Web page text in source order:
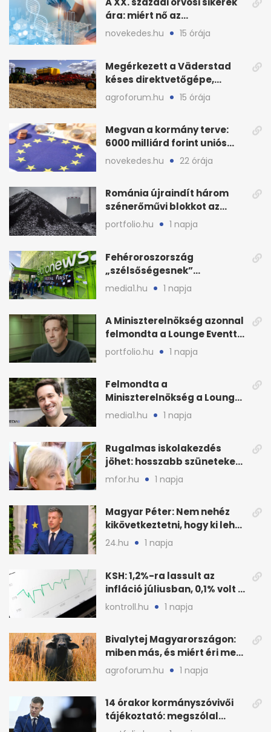
ára: miért nő az
egészségügy súlya?
novekedes.hu 15 órája
Megérkezett a Väderstad
késes direktvetőgépe,
bemutatón is látható
agroforum.hu 15 órája
Megvan a kormány terve:
6000 milliárd forint uniós
pénz sorsa
novekedes.hu 22 órája
Románia újraindít három
szénerőművi blokkot az
áramellátás stabilizálására
portfolio.hu 1 napja
Fehéroroszország
„szélsőségesnek”
minősítette az Euronews
media1.hu 1 napja
A Miniszterelnökség azonnal
felmondta a Lounge Eventtel
kötött szerződést
portfolio.hu 1 napja
Felmondta a
Miniszterelnökség a Lounge
Event keretszerződését
media1.hu 1 napja
Rugalmas iskolakezdés
jöhet: hosszabb szüneteket
javasolnak szeptembertől
mfor.hu 1 napja
Magyar Péter: Nem nehéz
kikövetkeztetni, hogy ki lehet
a három jelölt
24.hu 1 napja
KSH: 1,2%-ra lassult az
infláció júliusban, 0,1% volt a
havi áresés
kontroll.hu 1 napja
Bivalytej Magyarországon:
miben más, és miért éri meg
feldolgozni?
agroforum.hu 1 napja
14 órakor kormányszóvivői
tájékoztató: megszólal
Magyar Péter is